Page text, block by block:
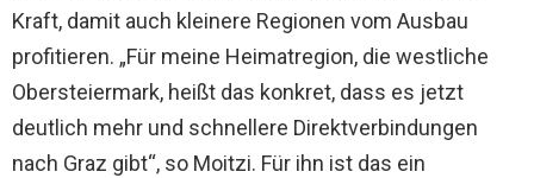
Kraft, damit auch kleinere Regionen vom Ausbau
profitieren. „Für meine Heimatregion, die westliche
Obersteiermark, heißt das konkret, dass es jetzt
deutlich mehr und schnellere Direktverbindungen
nach Graz gibt“, so Moitzi. Für ihn ist das ein